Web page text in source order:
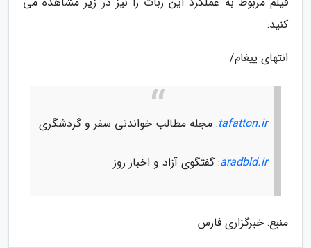
کنید:
انتهای پیغام/
tafatton.ir: مجله مطالب خواندنی سفر و گردشگری
aradbld.ir: گفتگوی آزاد و اخبار روز
منبع: خبرگزاری فارس